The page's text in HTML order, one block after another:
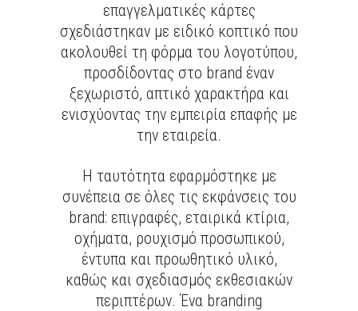
επαγγελματικές κάρτες
σχεδιάστηκαν με ειδικό κοπτικό που
ακολουθεί τη φόρμα του λογοτύπου,
προσδίδοντας στο brand έναν
ξεχωριστό, απτικό χαρακτήρα και
ενισχύοντας την εμπειρία επαφής με
την εταιρεία.
Η ταυτότητα εφαρμόστηκε με
συνέπεια σε όλες τις εκφάνσεις του
brand: επιγραφές, εταιρικά κτίρια,
οχήματα, ρουχισμό προσωπικού,
έντυπα και προωθητικό υλικό,
καθώς και σχεδιασμός εκθεσιακών
περιπτέρων. Ένα branding